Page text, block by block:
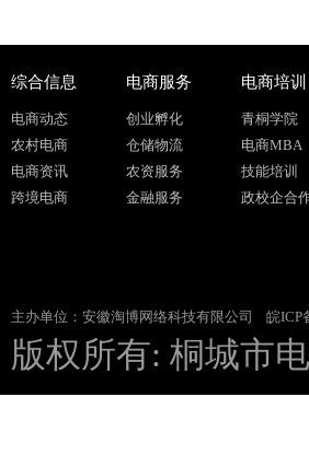
综合信息
电商动态
农村电商
电商资讯
跨境电商
电商服务
创业孵化
仓储物流
农资服务
金融服务
电商培训
青桐学院
电商MBA
技能培训
政校企合
主办单位：安徽淘博网络科技有限公司 皖ICP
版权所有: 桐城市